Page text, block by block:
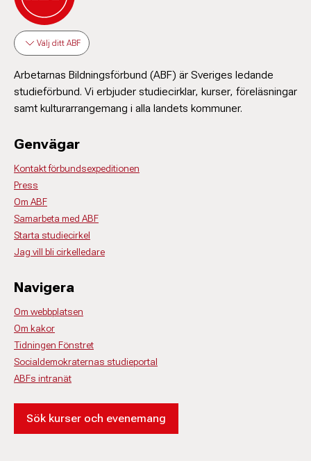
Välj ditt ABF
Arbetarnas Bildningsförbund (ABF) är Sveriges ledande
studieförbund. Vi erbjuder studiecirklar, kurser, föreläsningar
samt kulturarrangemang i alla landets kommuner.
Genvägar
Kontakt förbundsexpeditionen
Press
Om ABF
Samarbeta med ABF
Starta studiecirkel
Jag vill bli cirkelledare
Navigera
Om webbplatsen
Om kakor
Tidningen Fönstret
Socialdemokraternas studieportal
ABFs intranät
Sök kurser och evenemang